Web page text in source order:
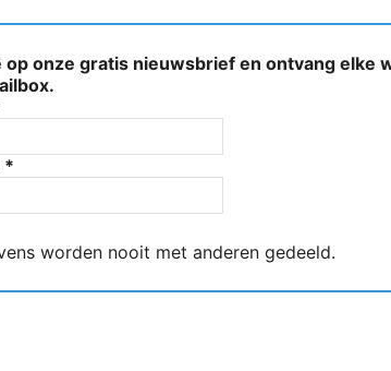
op onze gratis nieuwsbrief en ontvang elke
*
worden nooit met anderen gedeeld.